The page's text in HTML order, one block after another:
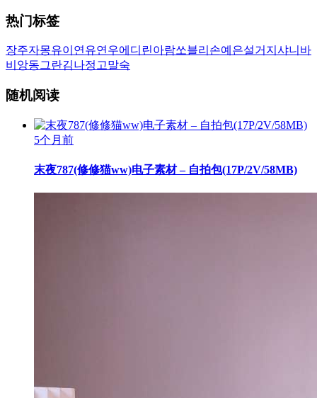
热门标签
장주자몽유이 연유연우에디린아람쏘블리 손예은설거지 샤니 바
비앙동그란김나정 고말숙
随机阅读
5个月前
末夜787(修修猫ww)电子素材 – 自拍包(17P/2V/58MB)